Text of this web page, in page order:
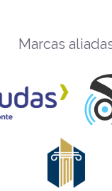
Marcas